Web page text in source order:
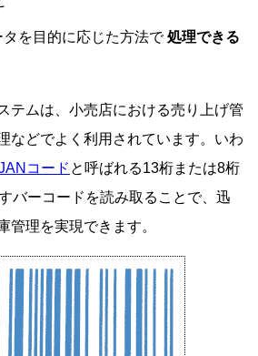
を目的に応じた方法で処理できる
テムは、小売店における売り上げ管
などでよく利用されています。いわ
コード と呼ばれる13桁または8桁
バーコードを読み取ることで、迅
管理を実現できます。